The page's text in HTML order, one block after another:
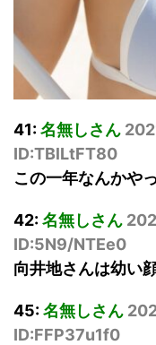
41:名無しさん
ID:TBlLtFT80
この一年なんかや
42:名無しさん
ID:5N9/NTEe0
向井地さんは幼い
45:名無しさん
ID:FFP37u1f0